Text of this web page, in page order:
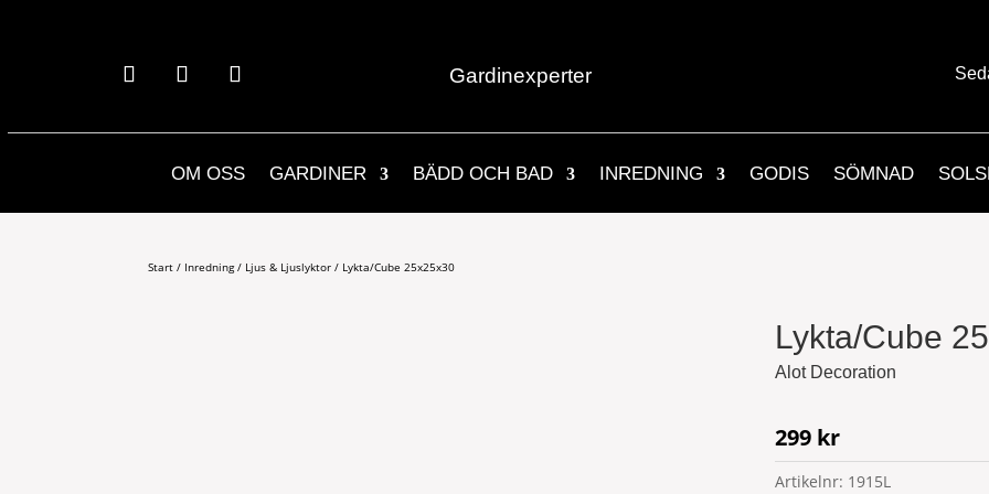
Gardinexperter
OM OSS GARDINER BÄDD OCH BAD INREDNING GODIS SÖMNAD
Start / Inredning/ Ljus & Ljuslyktor / Lykta/Cube 25x25x30
Lykta/Cube
Alot Decoration
299 kr
Artikelnr: 1915L